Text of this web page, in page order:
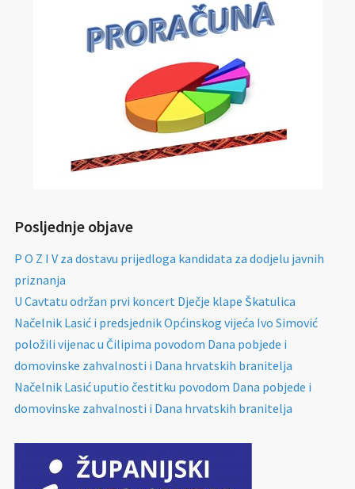
Posljednje objave
P O Z I V za dostavu prijedloga kandidata za dodjelu javnih
priznanja
U Cavtatu održan prvi koncert Dječje klape Škatulica
Načelnik Lasić i predsjednik Općinskog vijeća Ivo Simović
položili vijenac u Čilipima povodom Dana pobjede i
domovinske zahvalnosti i Dana hrvatskih branitelja
Načelnik Lasić uputio čestitku povodom Dana pobjede i
domovinske zahvalnosti i Dana hrvatskih branitelja